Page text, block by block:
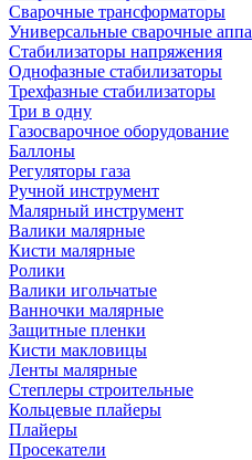
Сварочные трансформаторы
Универсальные сварочные
Стабилизаторы напряжения
Однофазные стабилизаторы
Трехфазные стабилизаторы
Три в одну
Газосварочное оборудование
Баллоны
Регуляторы газа
Ручной инструмент
Малярный инструмент
Валики малярные
Кисти малярные
Ролики
Валики игольчатые
Ванночки малярные
Защитные пленки
Кисти макловицы
Ленты малярные
Степлеры строительные
Кольцевые плайеры
Плайеры
Просекатели